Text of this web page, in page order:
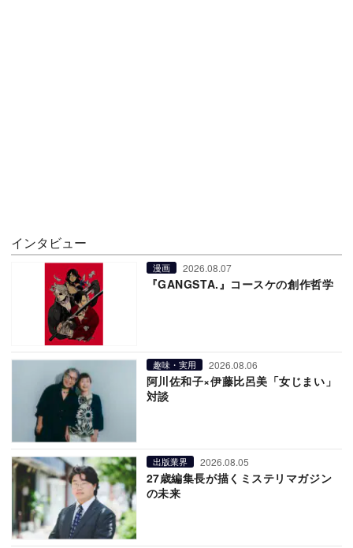
インタビュー
漫画 2026.08.07
『GANGSTA.』コースケの創作哲学
趣味・実用 2026.08.06
阿川佐和子×伊藤比呂美「女じまい」
対談
出版業界 2026.08.05
27歳編集長が描くミステリマガジン
の未来